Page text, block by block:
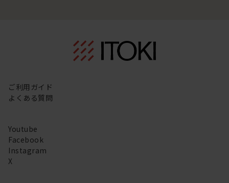
ご利用ガイド
よくある質問
Youtube
Facebook
Instagram
X